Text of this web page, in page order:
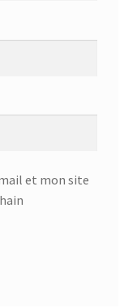
et mon site